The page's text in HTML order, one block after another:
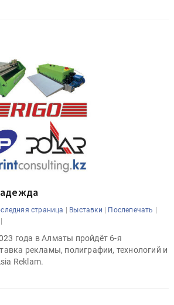
страница | Выставки | Послепечать |
года в Алматы пройдёт 6-я
рекламы, полиграфии, технологий и
Reklam.